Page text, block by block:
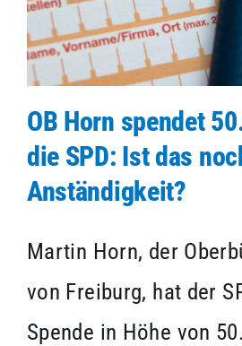
OB Horn spendet
die SPD: Ist das
Anständigkeit?
Martin Horn, der
von Freiburg, hat der
Spende in Höhe von